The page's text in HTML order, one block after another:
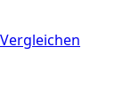
Vergleichen